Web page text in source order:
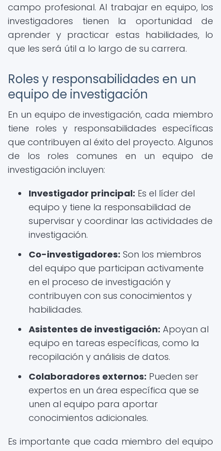
campo profesional. Al trabajar en equipo, los
investigadores tienen la oportunidad de
aprender y practicar estas habilidades, lo
que les será útil a lo largo de su carrera.
Roles y responsabilidades en un
equipo de investigación
En un equipo de investigación, cada miembro
tiene roles y responsabilidades específicas
que contribuyen al éxito del proyecto. Algunos
de los roles comunes en un equipo de
investigación incluyen:
Investigador principal: Es el líder del
equipo y tiene la responsabilidad de
supervisar y coordinar las actividades de
investigación.
Co-investigadores: Son los miembros
del equipo que participan activamente
en el proceso de investigación y
contribuyen con sus conocimientos y
habilidades.
Asistentes de investigación: Apoyan al
equipo en tareas específicas, como la
recopilación y análisis de datos.
Colaboradores externos: Pueden ser
expertos en un área específica que se
unen al equipo para aportar
conocimientos adicionales.
Es importante que cada miembro del equipo